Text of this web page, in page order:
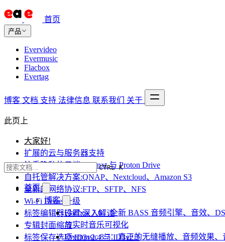
首页
产品
Evervideo
Evermusic
Flacbox
Evertag
博客 文档 支持 法律信息 联系我们 关于
CTRL K
首页
博客
Flacbox 7.6：全新 BASS 音频引擎、音效、
与实时音乐可视化
Evermusic 8.7：真正的无缝播放、音频效果、
此页上
大家好!
扩展的云与服务器支持
注重隐私的云端:Internxt 与 Proton Drive
自托管解决方案:QNAP、Nextcloud、Amazon S3
全新的网络协议:FTP、SFTP、NFS
Wi-Fi Drive 升级
标签编辑器设置:深入解读
专辑封面缩放
标签保存选项:ID3v2.4 与 ID3v2.3